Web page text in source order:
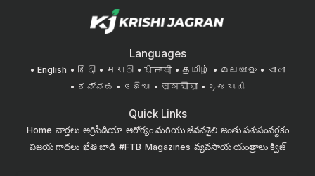
Languages
English हिंदी मराठी ਪੰਜਾਬੀ தமிழ் മലയാളം
বাংলা
ಕನ್ನಡ
ଓଡିଆ অসমীয়া ગુજરાતી
Quick Links
Home వార్తలు అగ్రిపీడియా ఆరోగ్యం మరియు జీవనశైలి జంతు పశుసంవర్ధకం
విజయ గాథలు ఖేతి బాడి #FTB Magazines వ్యవసాయ యంత్రాలు క్విజ్